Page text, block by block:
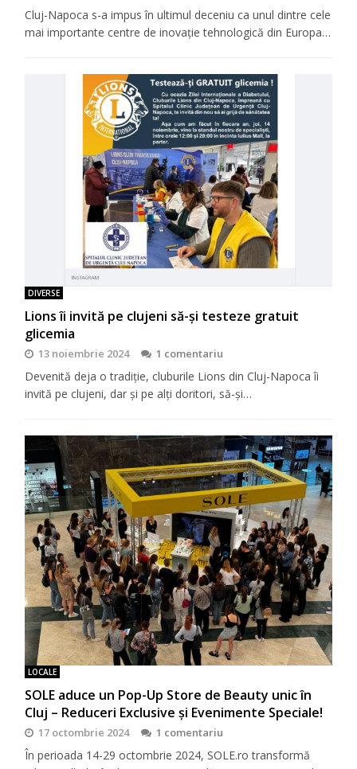
Cluj-Napoca s-a impus în ultimul deceniu ca unul dintre cele
mai importante centre de inovație tehnologică din Europa…
DIVERSE
Lions îi invită pe clujeni să-şi testeze gratuit
glicemia
13 noiembrie 2024 1 comentariu
Devenită deja o tradiţie, cluburile Lions din Cluj-Napoca îi
invită pe clujeni, dar şi pe alţi doritori, să-şi…
LOCALE
SOLE aduce un Pop-Up Store de Beauty unic în
Cluj – Reduceri Exclusive și Evenimente Speciale!
17 octombrie 2024 1 comentariu
În perioada 14-29 octombrie 2024, SOLE.ro transformă